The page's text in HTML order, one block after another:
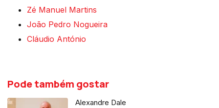
Zé Manuel Martins
João Pedro Nogueira
Cláudio António
Pode também gostar
Alexandre Dale